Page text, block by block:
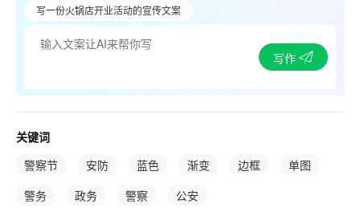
写一份火锅店开业活动的宣传文案
写作
关键词
警察节
安防 蓝色 渐变 边框
单图
警务
政务 警察 公安